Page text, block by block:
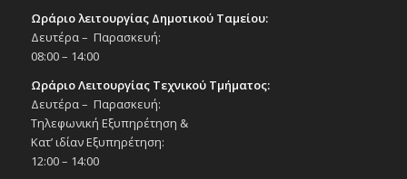
Εκδηλώσεις στο Δημοτικό Θέατρο
Δημοτικό Θέατρο Στροβόλου
8
Παρουσίαση της Συλλογής Διηγημάτων
του Ανδρέα Μαλόρη «Σχεδόν τα πάντα»,
8/10/25
19:00
Εκδηλώσεις Δήμου
Ωράριο λειτουργίας Δημοτικού Ταμείου:
Δευτέρα – Παρασκευή:
08:00 – 14:00
Ωράριο Λειτουργίας Τεχνικού Τμήματος:
Δευτέρα – Παρασκευή:
Τηλεφωνική Εξυπηρέτηση &
Κατ’ ιδίαν Εξυπηρέτηση:
12:00 – 14:00